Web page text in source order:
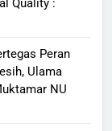
Quality :
Peran
Ulama
NU